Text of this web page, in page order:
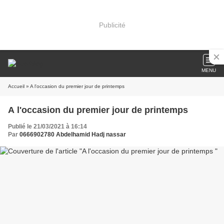
Publicité
MENU
Accueil » A l'occasion du premier jour de printemps
A l'occasion du premier jour de printemps
Publié le 21/03/2021 à 16:14
Par 0666902780 Abdelhamid Hadj nassar